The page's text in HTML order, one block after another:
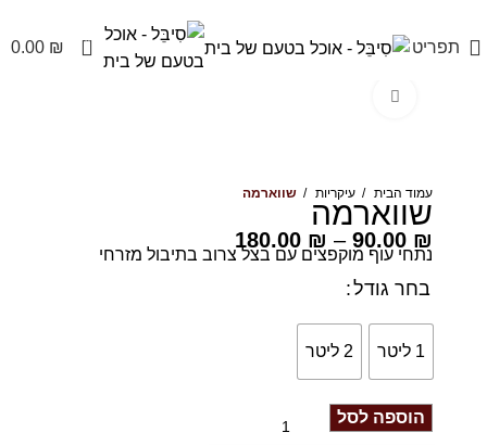
תפריט 0
0.00 ₪
עמוד הבית עיקריות שווארמה
שווארמה
90.00 ₪
–
180.00 ₪
נתחי עוף מוקפצים עם בצל צרוב בתיבול מזרחי
בחר גודל
1 ליטר 2 ליטר
הוספה לסל